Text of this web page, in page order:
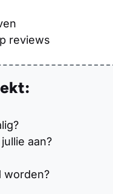
reviews
aan?
worden?